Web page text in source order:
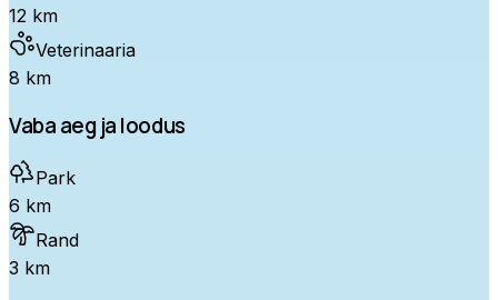
12 km
Veterinaaria
8 km
Vaba aeg ja loodus
Park
6 km
Rand
3 km